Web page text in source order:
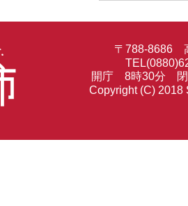
〒788-8686
開庁 8時30分 閉
Copyright (C) 2018